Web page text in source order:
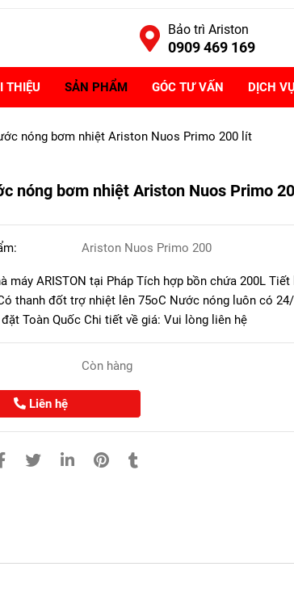
Bảo trì Ariston
0909 469 169
THIỆU SẢN PHẨM GÓC TƯ VẤN DỊCH VỤ
nóng bơm nhiệt Ariston Nuos Primo 200 lít
nóng bơm nhiệt Ariston Nuos Primo
Ariston Nuos Primo 200
máy ARISTON tại Pháp Tích hợp bồn chứa 200L Tiết
thanh đốt trợ nhiệt lên 75oC Nước nóng luôn có
Toàn Quốc Chi tiết về giá: Vui lòng liên hệ
Còn hàng
Liên hệ